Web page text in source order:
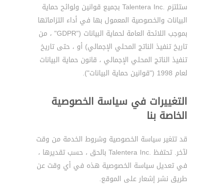
ستلتزم .Talentera Inc بجميع قوانين ولوائح حماية
البيانات والخصوصية المعمول بها في أداء التزاماتها
بموجب اللائحة العامة لحماية البيانات ("GDPR" ، من
تاريخ تنفيذ الناتج المحلي الإجمالي) أو ، حتى تاريخ
تنفيذ الناتج المحلي الإجمالي ، قانون حماية البيانات
لعام 1998 ("قوانين حماية البيانات").
التغييرات في سياسة الخصوصية
الخاصة بنا
قد تتغير سياسة الخصوصية وشروط الخدمة من وقت
لآخر. تحتفظ .Talentera Inc بالحق ، حسب تقديرها ،
في تعديل سياسة الخصوصية هذه في أي وقت عن
طريق نشر إشعار على الموقع.